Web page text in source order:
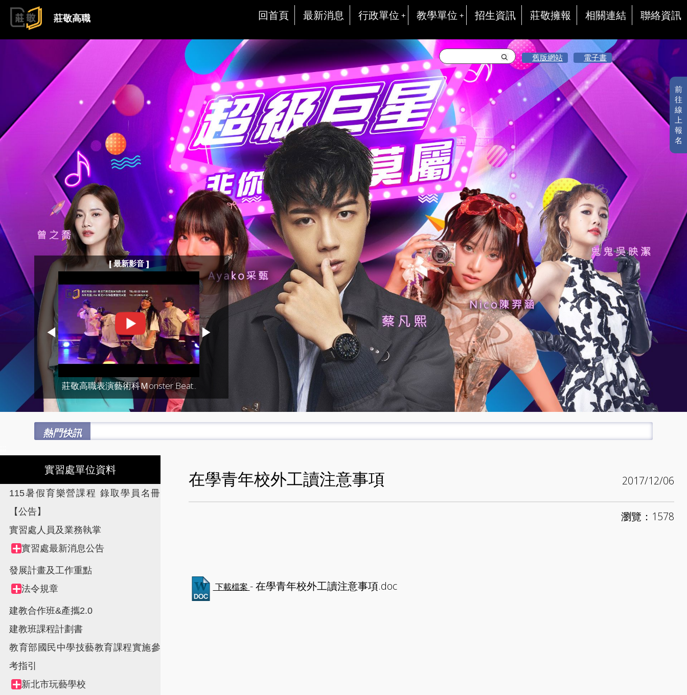
跳到主要內容
莊敬高職 回首頁 最新消息 行政單位 教學單位 招生資訊 莊敬擁報 相關連結 聯絡資訊
前
往
線
上
報
名
舊版網站 電子書
[ 最新影音 ]
◀
莊敬高職表演藝術科Ｍonster Beat..
▶
熱門快訊
實習處單位資料
115暑假育樂營課程 錄取學員名冊
【公告】
實習處人員及業務執掌
Collapse
node
Tree
view,
實習處最新消息公告
發展計畫及工作重點
Collapse
node
法令規章
建教合作班&產攜2.0
建教班課程計劃書
教育部國民中學技藝教育課程實施參
考指引
Collapse
新北市玩藝學校
在學青年校外工讀注意事項 2017/12/06
瀏覽：1578
下載檔案 - 在學青年校外工讀注意事項.doc